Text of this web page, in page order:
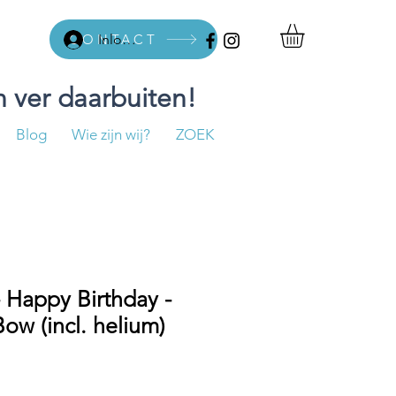
Inloggen
CONTACT
ver daarbuiten!
Blog Wie zijn wij? ZOEK
Happy Birthday -
(incl. helium)